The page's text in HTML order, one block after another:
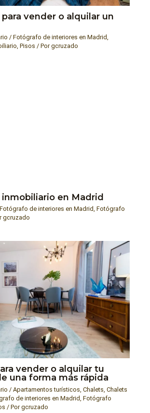
vender o alquilar un
/ Fotógrafo de interiores en Madrid
Pisos / Por gcruzado
en Madrid
Fotógrafo de interiores en Madrid, Fotógrafo
gcruzado
vender o alquilar tu
una forma más rápida
/ Apartamentos turísticos Chalets Chalets
de interiores en Madrid Fotógrafo
/ Por gcruzado